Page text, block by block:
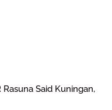
Said Kuningan,